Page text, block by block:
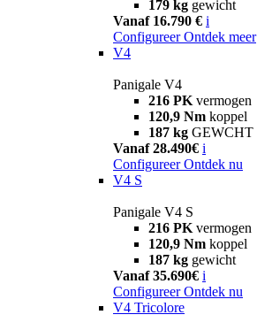
179 kg gewicht
Vanaf 16.790 € i
Configureer Ontdek meer
V4
Panigale V4
216 PK vermogen
120,9 Nm koppel
187 kg GEWCHT
Vanaf 28.490€ i
Configureer Ontdek nu
V4 S
Panigale V4 S
216 PK vermogen
120,9 Nm koppel
187 kg gewicht
Vanaf 35.690€ i
Configureer Ontdek nu
V4 Tricolore